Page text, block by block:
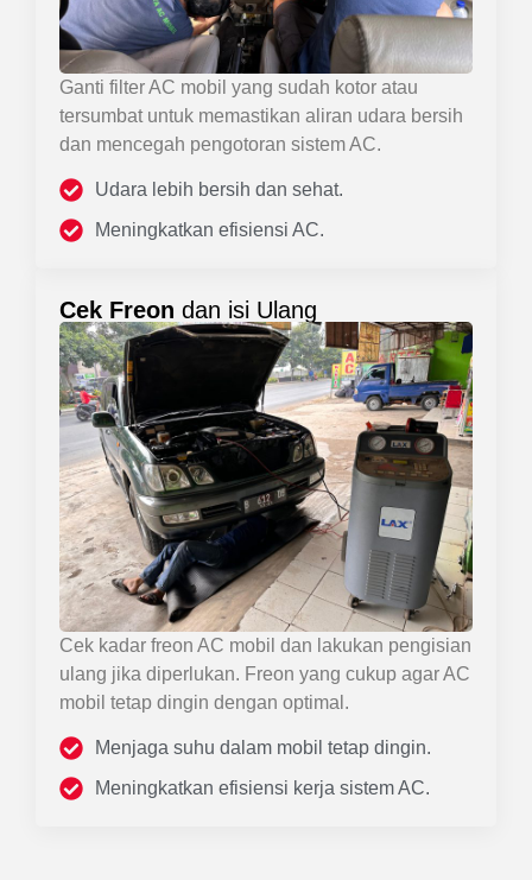
Ganti filter AC mobil yang sudah kotor atau
tersumbat untuk memastikan aliran udara bersih
dan mencegah pengotoran sistem AC.
Udara lebih bersih dan sehat.
Meningkatkan efisiensi AC.
Cek Freon dan isi Ulang
Cek kadar freon AC mobil dan lakukan pengisian
ulang jika diperlukan. Freon yang cukup agar AC
mobil tetap dingin dengan optimal.
Menjaga suhu dalam mobil tetap dingin.
Meningkatkan efisiensi kerja sistem AC.